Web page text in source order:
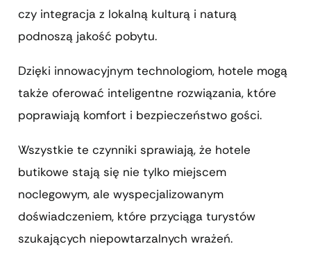
czy integracja z lokalną kulturą i naturą
podnoszą jakość pobytu.
Dzięki innowacyjnym technologiom, hotele mogą
także oferować inteligentne rozwiązania, które
poprawiają komfort i bezpieczeństwo gości.
Wszystkie te czynniki sprawiają, że hotele
butikowe stają się nie tylko miejscem
noclegowym, ale wyspecjalizowanym
doświadczeniem, które przyciąga turystów
szukających niepowtarzalnych wrażeń.